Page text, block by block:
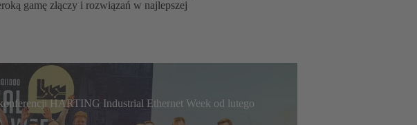
gamę złączy i rozwiązań w najlepszej
HARTING Industrial Ethernet Week od lutego